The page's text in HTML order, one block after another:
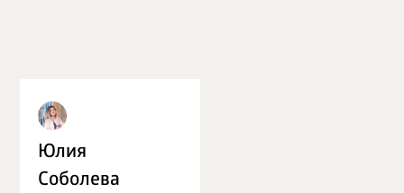
Юлия
Соболева